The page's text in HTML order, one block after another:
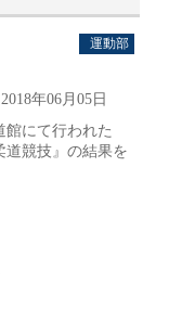
運動部
2018年06月05日
館にて行われた
道競技』の結果を